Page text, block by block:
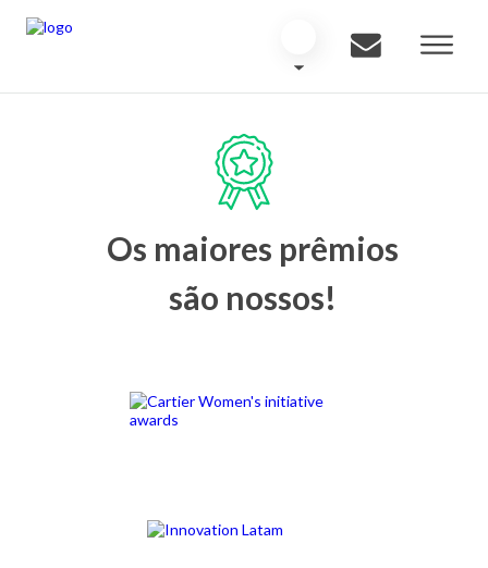
Os maiores prêmios
são nossos!